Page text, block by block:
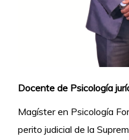
Docente de Psicología
Magíster en Psicología
perito judicial de la